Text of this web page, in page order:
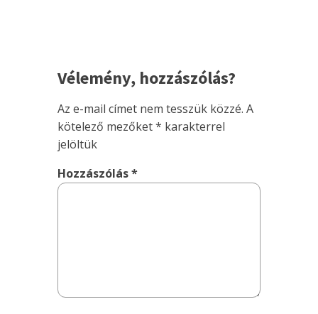
Vélemény, hozzászólás?
Az e-mail címet nem tesszük közzé. A
kötelező mezőket* karakterrel
jelöltük
Hozzászólás*